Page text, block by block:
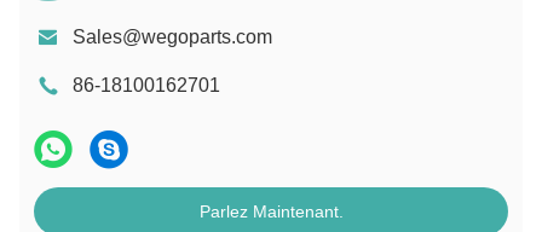
Sales@wegoparts.com
86-18100162701
Parlez Maintenant.